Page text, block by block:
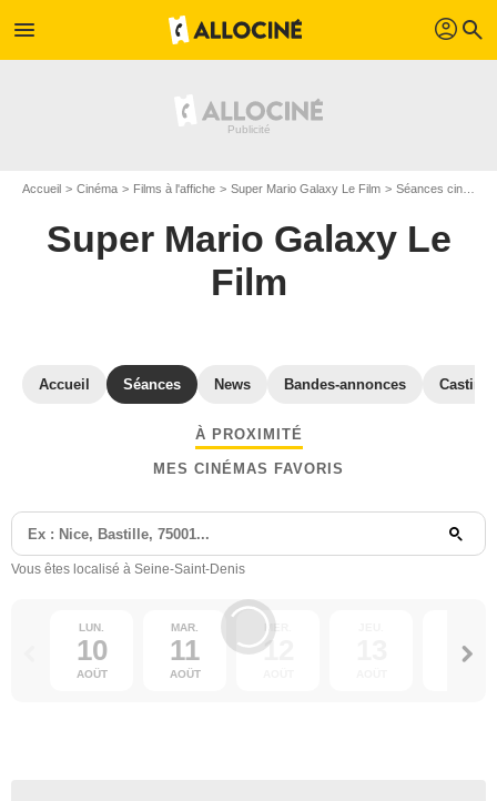
menu profil search
Accueil Cinéma Films à l'affiche Super Mario Galaxy Le Film Séances cinéma Super Mario Galaxy Le Film
Super Mario Galaxy Le
Film
Accueil Séances News Bandes-annonces Casting
À PROXIMITÉ
MES CINÉMAS FAVORIS
Vous êtes localisé à Seine-Saint-Denis
LUN.
10
AOÛT
MAR.
11
AOÛT
12 14